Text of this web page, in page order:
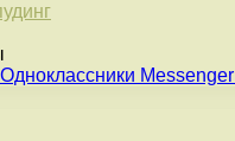
Одноклассники Messenger